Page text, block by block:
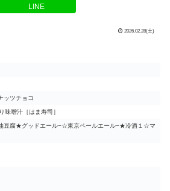
LINE
2026.02.28(土)
ッツチョコ
噌汁［はま寿司］
豆腐★グッドエール−☆東京ペールエール−★冷酒１☆マ